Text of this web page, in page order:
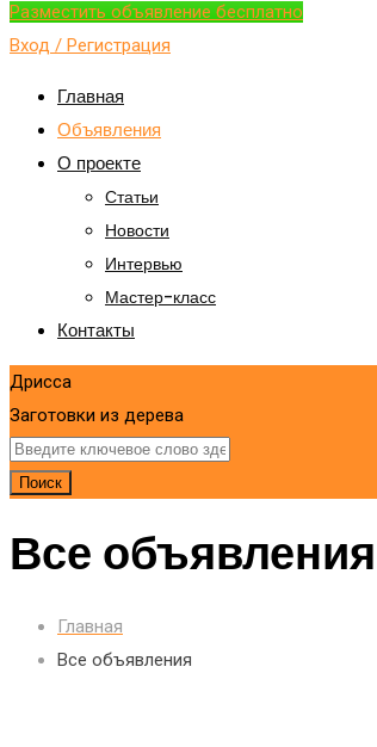
Разместить объявление бесплатно
Вход / Регистрация
Главная
Объявления
О проекте
Статьи
Новости
Интервью
Мастер-класс
Контакты
Дрисса
Заготовки из дерева
Поиск
Все объявления
Главная
Все объявления